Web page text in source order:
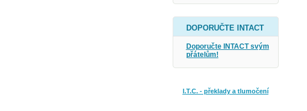
DOPORUČTE INTACT
Doporučte INTACT svým
přátelům!
I.T.C. - překlady a tlumočení